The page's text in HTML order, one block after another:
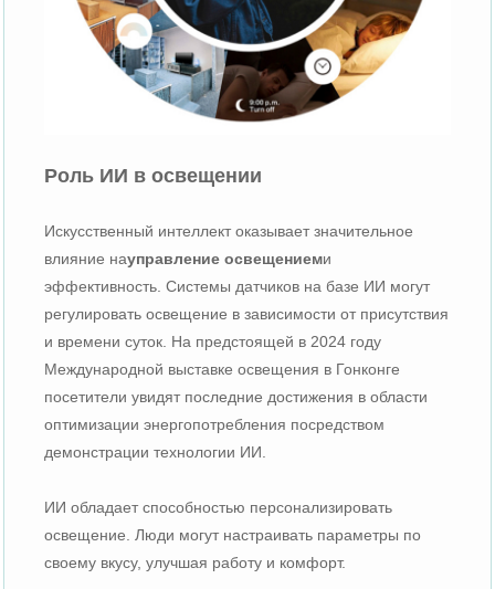
Роль ИИ в освещении
Искусственный интеллект оказывает значительное
влияние науправление освещениеми
эффективность. Системы датчиков на базе ИИ могут
регулировать освещение в зависимости от присутствия
и времени суток. На предстоящей в 2024 году
Международной выставке освещения в Гонконге
посетители увидят последние достижения в области
оптимизации энергопотребления посредством
демонстрации технологии ИИ.
ИИ обладает способностью персонализировать
освещение. Люди могут настраивать параметры по
своему вкусу, улучшая работу и комфорт.